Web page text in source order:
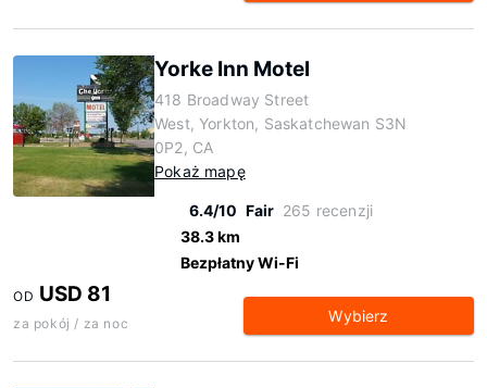
Yorke Inn Motel
418 Broadway Street
West, Yorkton, Saskatchewan S3N
0P2, CA
Pokaż mapę
6.4/10 Fair 265 recenzji
38.3 km
Bezpłatny Wi-Fi
OD USD 81
za pokój / za noc Wybierz